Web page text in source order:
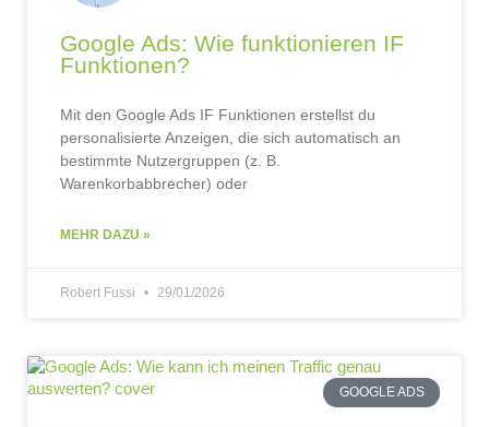
Google Ads: Wie funktionieren IF
Funktionen?
Mit den Google Ads IF Funktionen erstellst du
personalisierte Anzeigen, die sich automatisch an
bestimmte Nutzergruppen (z. B.
Warenkorbabbrecher) oder
MEHR DAZU »
Robert Fussi 29/01/2026
GOOGLE ADS